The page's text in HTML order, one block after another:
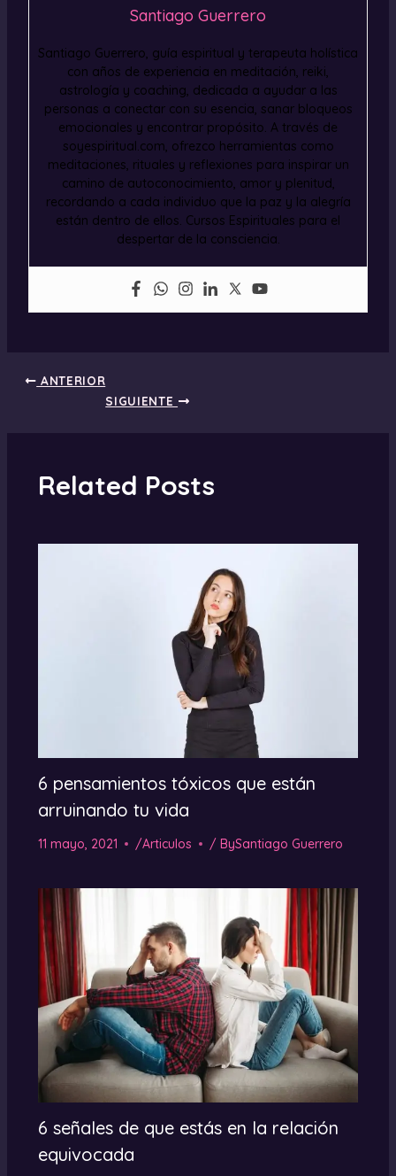
Santiago Guerrero
Santiago Guerrero, guía espiritual y terapeuta holística
con años de experiencia en meditación, reiki,
astrología y coaching, dedicada a ayudar a las
personas a conectar con su esencia, sanar bloqueos
emocionales y encontrar propósito. A través de
soyespiritual.com, ofrezco herramientas como
meditaciones, rituales y reflexiones para inspirar un
camino de autoconocimiento, amor y plenitud,
recordando a cada individuo que la paz y la alegría
están dentro de ellos. Cursos Espirituales para el
despertar de la consciencia.
ANTERIOR
SIGUIENTE
Related Posts
6 pensamientos tóxicos que están
arruinando tu vida
11 mayo, 2021 /Articulos / BySantiago Guerrero
6 señales de que estás en la relación
equivocada